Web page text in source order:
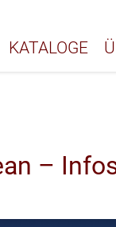
KATALOGE
–